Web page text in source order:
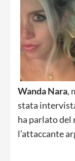
WandaNara,
stata
ha parlato del
l’attaccante